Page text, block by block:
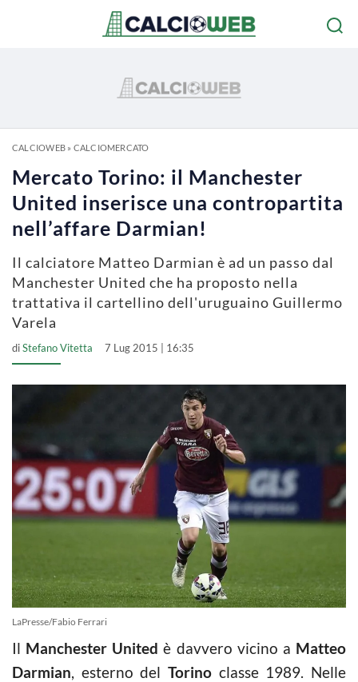
CALCIOWEB» CALCIOMERCATO
Mercato Torino: il Manchester
United inserisce una contropartita
nell’affare Darmian!
Il calciatore Matteo Darmian è ad un passo dal
Manchester United che ha proposto nella
trattativa il cartellino dell'uruguaino Guillermo
Varela
diStefano Vitetta 7 Lug 2015 | 16:35
LaPresse/Fabio Ferrari
Il Manchester United è davvero vicino a Matteo
Darmian, esterno del Torino classe 1989. Nelle